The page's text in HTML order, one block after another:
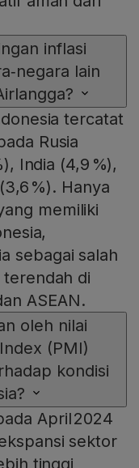
inflasi
lain
tercatat
Rusia
India (4,9 %),
%). Hanya
memiliki
sebagai salah
di
ASEAN.
oleh nilai
(PMI)
kondisi
April 2024
sektor